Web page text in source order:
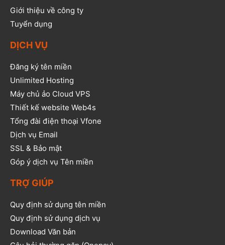
Giới thiệu về công ty
Tuyển dụng
DỊCH VỤ
Đăng ký tên miền
Unlimited Hosting
Máy chủ ảo Cloud VPS
Thiết kế website Web4s
Tổng đài điện thoại Vfone
Dịch vụ Email
SSL & Bảo mật
Góp ý dịch vụ Tên miền
TRỢ GIÚP
Quy định sử dụng tên miền
Quy định sử dụng dịch vụ
Download Văn bản